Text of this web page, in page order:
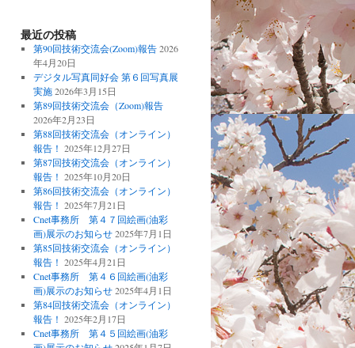
最近の投稿
第90回技術交流会(Zoom)報告 2026
年4月20日
デジタル写真同好会 第６回写真展
実施 2026年3月15日
第89回技術交流会（Zoom)報告
2026年2月23日
第88回技術交流会（オンライン）
報告！ 2025年12月27日
第87回技術交流会（オンライン）
報告！ 2025年10月20日
第86回技術交流会（オンライン）
報告！ 2025年7月21日
Cnet事務所 第４７回絵画(油彩
画)展示のお知らせ 2025年7月1日
第85回技術交流会（オンライン）
報告！ 2025年4月21日
Cnet事務所 第４６回絵画(油彩
画)展示のお知らせ 2025年4月1日
第84回技術交流会（オンライン）
報告！ 2025年2月17日
Cnet事務所 第４５回絵画(油彩